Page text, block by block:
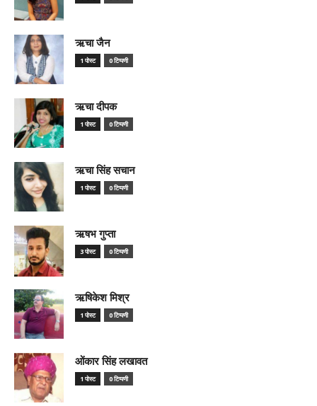
ऋचा जैन
1 पोस्ट 0 टिप्पणी
ऋचा दीपक
1 पोस्ट 0 टिप्पणी
ऋचा सिंह सचान
1 पोस्ट 0 टिप्पणी
ऋषभ गुप्ता
3 पोस्ट 0 टिप्पणी
ऋषिकेश मिश्र
1 पोस्ट 0 टिप्पणी
ओंकार सिंह लखावत
1 पोस्ट 0 टिप्पणी